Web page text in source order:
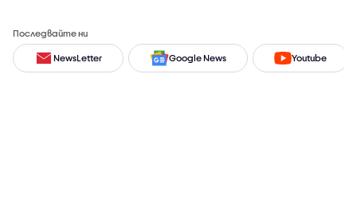
Последвайте ни
NewsLetter Google News Youtube